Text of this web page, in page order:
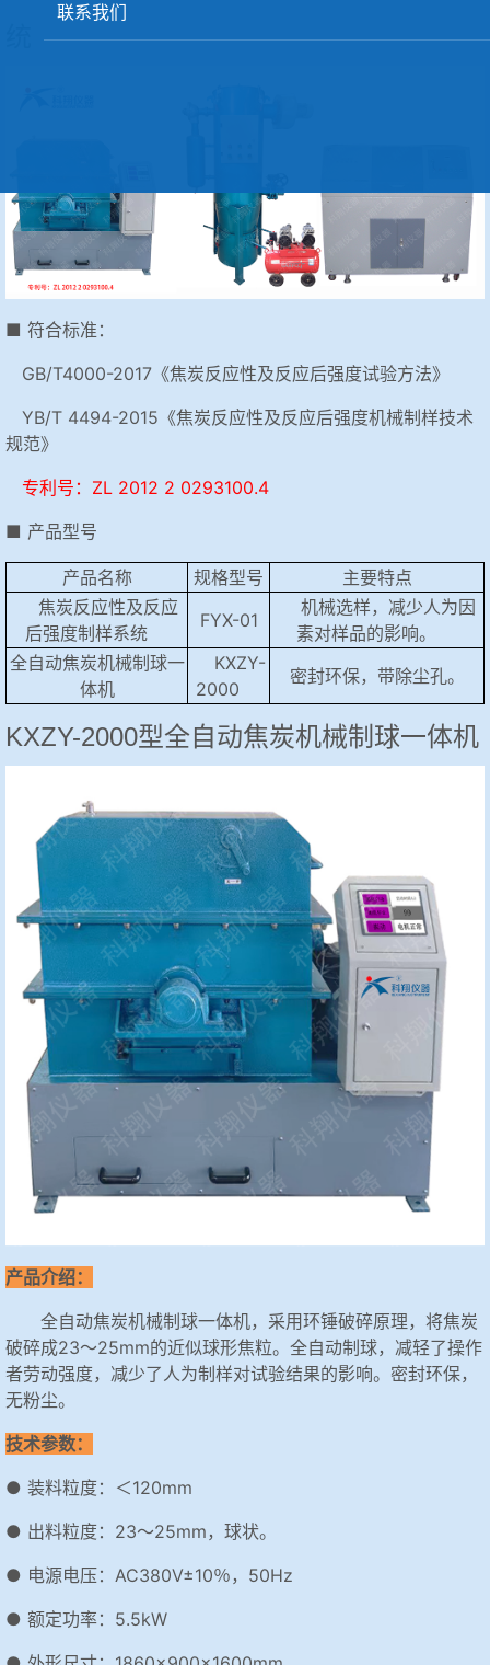
联系我们
■ 符合标准：
GB/T4000-2017《焦炭反应性及反应后强度试验方法》
YB/T 4494-2015《焦炭反应性及反应后强度机械制样技术
规范》
专利号：ZL 2012 2 0293100.4
■ 产品型号
产品名称 规格型号
主要特点
焦炭反应性及反应
后强度制样系统
FYX-01
机械选样，减少人为因
素对样品的影响。
全自动焦炭机械制球一
体机
KXZY-
2000
密封环保，带除尘孔。
KXZY-2000型全自动焦炭机械制球一体机
产品介绍：
全自动焦炭机械制球一体机，采用环锤破碎原理，将焦炭
破碎成23～25mm的近似球形焦粒。全自动制球，减轻了操作
者劳动强度，减少了人为制样对试验结果的影响。密封环保，
无粉尘。
技术参数：
● 装料粒度：＜120mm
● 出料粒度：23～25mm，球状。
● 电源电压：AC380V±10％，50Hz
● 额定功率：5.5kW